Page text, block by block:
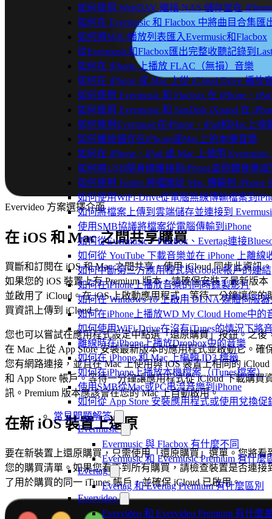
如何使用 WebDAV 連接 NAS 儲存並在
如何在 Evermusic 和 Flacbox 中將曲目合集
如何將M3U播放列表匯入Evermusic和Flacbox
從Evermusic和Flacbox匯出完整收聽記錄到
如何在 iPhone 上播放 FLAC（無損）音樂
如何在 iPhone 或 Mac 上從 iCloud Drive 播放
如何使用 Evermusic 和 Flacbox 在 iPhone、
如何使用 Evermusic 和 SanDisk iXpand 在
如何使用Evermusic在iPhone、iPad和Mac上收
如何播放儲存在iPhone或Mac上的本機音樂
如何在 iPhone、iPad 或 Mac 上使用
如何將USB隨身碟連接到iPhone並聆聽音樂
如何使用 Finder 將檔案從 Mac 傳輸到 iPhone
如何使用WiFi-Drive從電腦無線傳輸檔案到
如何將檔案上傳到雲端儲存並連接到
使用SMB協議將檔案從電腦傳輸到iPhone
如何從Evermusic、Flacbox、Evertag連接
如何從 YouTube 下載音樂並在 iPhone 上離線
如何中斷第三方應用程式與Google帳戶的連結
如何在iPhone上播放音樂的同時錄製影片
如何在 Windows 10 上啟用 DLNA 媒體伺服
如何在iPhone上播放WD My Cloud Home中的
如何使用WiFi-Drive在沒有iTunes的情況下將
離線時在iPhone上播放Dropbox中的音樂
如何在 iPhone 和 Mac 上編輯 ID3 標籤
如何在iPhone上播放本機檔案（iTunes檔案）
使用SMB從Mac或PC串流音樂到iPhone
如何從 App Store 安裝應用程式或使用兌換
常見問題解答
Evermusic
Evermusic 與 Flacbox 有什麼不同
Evermusic 和 Evermusic Premium 有什麼
Evertag
Evertag 和 Evertag Premium 有什麼區別
Evervideo
Evervideo 和 Evervideo Premium 有什麼
Evervideo 方案選擇介面
在 iOS 和 Mac 之間共享購買
買斷和訂閱在 iOS 和 Mac 之間共享，使用 iCloud 同步此資訊。
如果您的 iOS 裝置上有 Premium 版本，請確保安裝了最新版本
並啟用了 iCloud。在 iOS 上啟動應用程式，等待一分鐘讓您的
買資訊上傳到 iCloud。
您也可以嘗試在應用程式設定中點選「還原購買」按鈕。之後
在 Mac 上從 App Store 安裝最新版本的應用程式並啟動它。確
您有網路連接，並且在 Mac 上使用與 iOS 裝置上相同的 iCloud
和 App Store 帳戶。等待一分鐘讓應用程式從 iCloud 下載購買
訊。Premium 版本應該會在您的 Mac 上自動啟用。
在新 iOS 裝置上還原
要在新裝置上還原購買，只需使用「還原購買」選單。您將看
您的購買清單。如果您看不到所有購買，請檢查裝置是否連接
了用於購買的同一 iTunes 帳戶，並確保 iCloud 已啟用。